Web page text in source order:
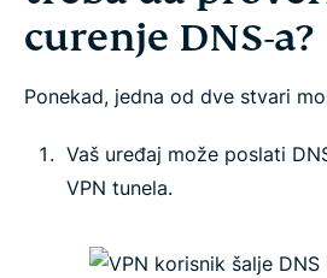
curenje DNS-a?
Ponekad, jedna od dve stvari
Vaš uređaj može poslati
VPN tunela.